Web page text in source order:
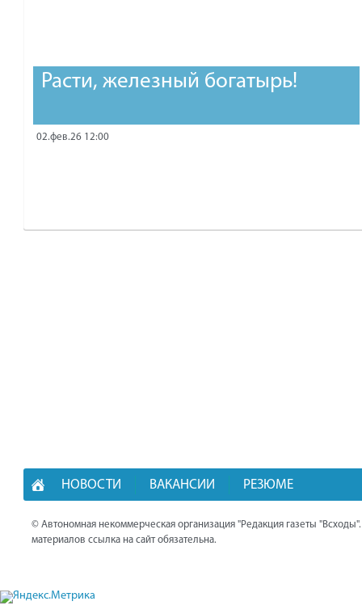
Расти, железный богатырь!
02.фев.26 12:00
НОВОСТИ ВАКАНСИИ РЕЗЮМЕ
© Автономная некоммерческая организация "Редакция газеты
материалов ссылка на сайт обязательна.